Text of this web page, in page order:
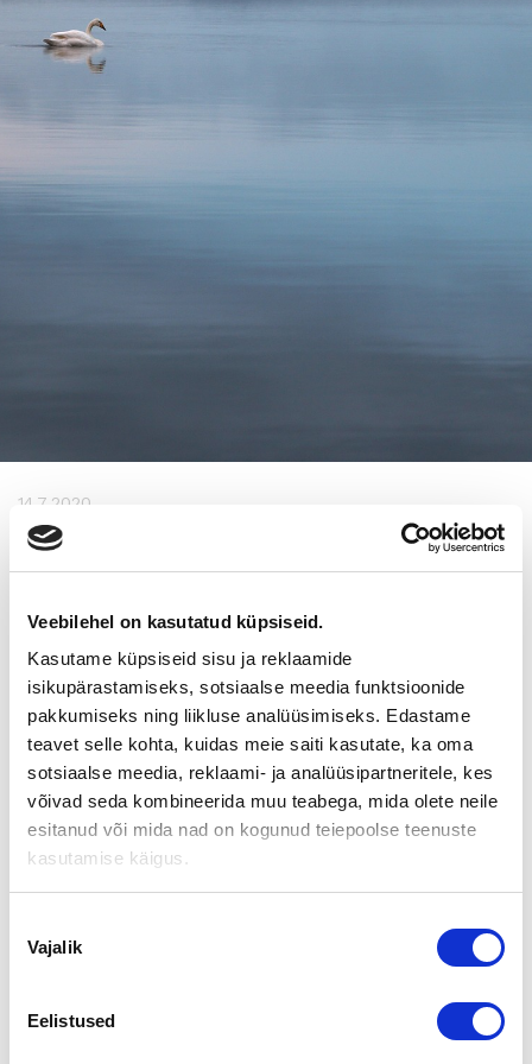
Veebilehel on kasutatud küpsiseid.
Kasutame küpsiseid sisu ja reklaamide
isikupärastamiseks, sotsiaalse meedia funktsioonide
pakkumiseks ning liikluse analüüsimiseks. Edastame
teavet selle kohta, kuidas meie saiti kasutate, ka oma
sotsiaalse meedia, reklaami- ja analüüsipartneritele, kes
võivad seda kombineerida muu teabega, mida olete neile
esitanud või mida nad on kogunud teiepoolse teenuste
kasutamise käigus.
valik
Vajalik
Eelistused
14.7.2020
PIKA PUHTAUS OY OSTI ULTRA-
PALVELU OY:N
“Myymäläsiivouksia yli 20 vuoden kokemuksella.
Ultra-Palvelu Oy on vuonna 1988 perustettu siivouspalveluja
tarjoava yritys, jonka liiketoiminta on siirtynyt PiKa Puhtaus
Oy:lle keväällä 2020. Tällä yritysjärjestelyllä vahvistamme
yritysasiakaspuolen palvelutarjontaa sekä rakennamme uuden
merkittävän tukijalan liiketoiminnallemme.
Myymäläsiivouksiin tarjoamme asiakkaiden tyytyväisyyteen ja
Ammattitaitoiset työntekijämme ja laaja-alainen
asiakassuhteille. Haluamme olla yhteistyökumppanisi nyt ja
tulevaisuudessa